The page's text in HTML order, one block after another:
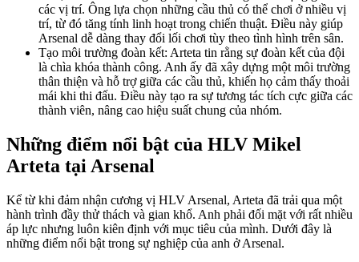
các vị trí. Ông lựa chọn những cầu thủ có thể chơi ở nhiều vị
trí, từ đó tăng tính linh hoạt trong chiến thuật. Điều này giúp
Arsenal dễ dàng thay đổi lối chơi tùy theo tình hình trên sân.
Tạo môi trường đoàn kết: Arteta tin rằng sự đoàn kết của đội
là chìa khóa thành công. Anh ấy đã xây dựng một môi trường
thân thiện và hỗ trợ giữa các cầu thủ, khiến họ cảm thấy thoải
mái khi thi đấu. Điều này tạo ra sự tương tác tích cực giữa các
thành viên, nâng cao hiệu suất chung của nhóm.
Những điểm nổi bật của HLV Mikel
Arteta tại Arsenal
Kể từ khi đảm nhận cương vị HLV Arsenal, Arteta đã trải qua một
hành trình đầy thử thách và gian khổ. Anh phải đối mặt với rất nhiều
áp lực nhưng luôn kiên định với mục tiêu của mình. Dưới đây là
những điểm nổi bật trong sự nghiệp của anh ở Arsenal.